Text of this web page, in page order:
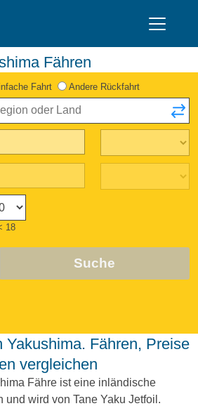
Fähren
Fahrt Andere Rückfahrt
18
Suche
vergleichen
Fähre ist eine inländische
und wird von Tane Yaku Jetfoil.